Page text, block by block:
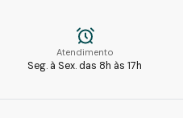
Atendimento
Seg. à Sex. das 8h às 17h